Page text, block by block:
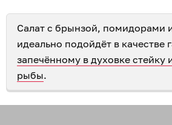
Салат с брынзой, помидорами
идеально подойдёт в качестве
запечённому в духовке стейку
рыбы.